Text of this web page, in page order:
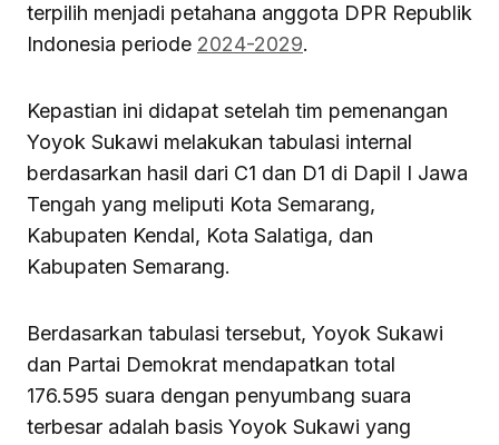
terpilih menjadi petahana anggota DPR Republik
Indonesia periode 2024-2029.
Kepastian ini didapat setelah tim pemenangan
Yoyok Sukawi melakukan tabulasi internal
berdasarkan hasil dari C1 dan D1 di Dapil I Jawa
Tengah yang meliputi Kota Semarang,
Kabupaten Kendal, Kota Salatiga, dan
Kabupaten Semarang.
Berdasarkan tabulasi tersebut, Yoyok Sukawi
dan Partai Demokrat mendapatkan total
176.595 suara dengan penyumbang suara
terbesar adalah basis Yoyok Sukawi yang